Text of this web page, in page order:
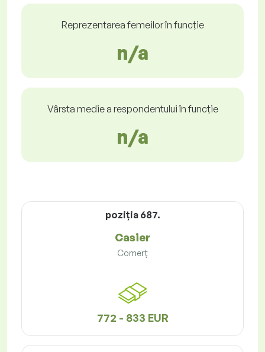
Reprezentarea femeilor în funcție
n/a
Vârsta medie a respondentului în funcție
n/a
poziţia 687.
Casier
Comerț
772 - 833 EUR